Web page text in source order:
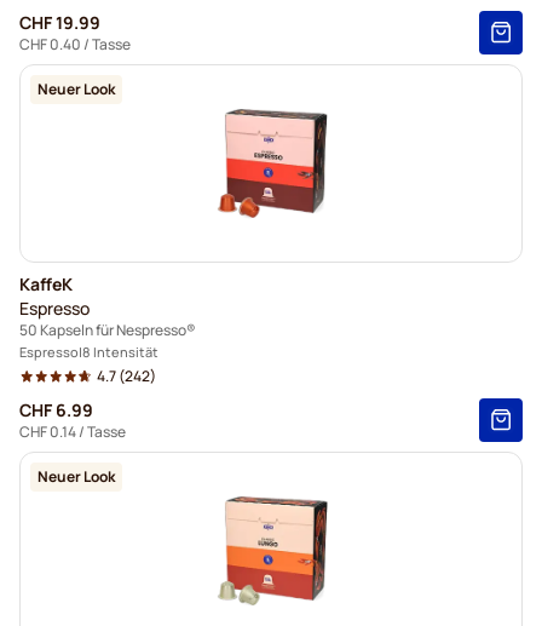
CHF 19.99
CHF 0.40 / Tasse
Neuer Look
KaffeK
Espresso
50 Kapseln für Nespresso®
Espresso 8 Intensität
4.7(242)
CHF 6.99
CHF 0.14/ Tasse
Neuer Look